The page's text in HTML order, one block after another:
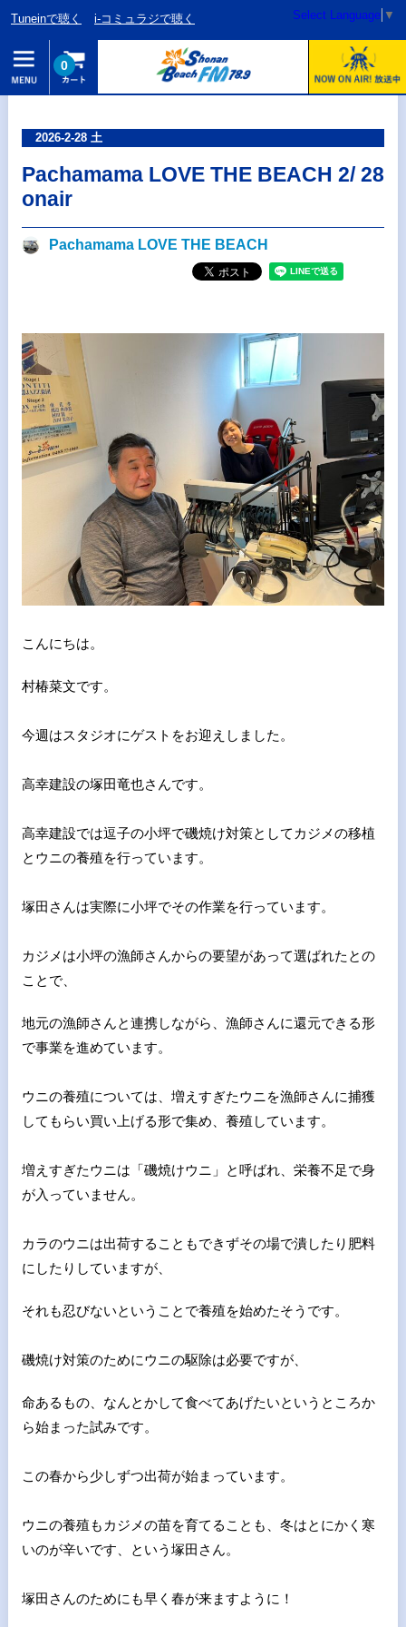
Tuneinで聴く i-コミュラジで聴く Select Language ▼
0
2026-2-28 土
Pachamama LOVE THE BEACH 2/ 28
onair
Pachamama LOVE THE BEACH
こんにちは。
村椿菜文です。
今週はスタジオにゲストをお迎えしました。
高幸建設の塚田竜也さんです。
高幸建設では逗子の小坪で磯焼け対策としてカジメの移植
とウニの養殖を行っています。
塚田さんは実際に小坪でその作業を行っています。
カジメは小坪の漁師さんからの要望があって選ばれたとの
ことで、
地元の漁師さんと連携しながら、漁師さんに還元できる形
で事業を進めています。
ウニの養殖については、増えすぎたウニを漁師さんに捕獲
してもらい買い上げる形で集め、養殖しています。
増えすぎたウニは「磯焼けウニ」と呼ばれ、栄養不足で身
が入っていません。
カラのウニは出荷することもできずその場で潰したり肥料
にしたり していますが、
それも忍びないということで養殖を始めたそうです。
磯焼け対策のためにウニの駆除は必要ですが、
命あるもの、なんとかして食べてあげたいというところか
ら始まった試みです。
この春から少しずつ出荷が始まっています。
ウニの養殖もカジメの苗を育てることも、冬はとにかく寒
いのが辛いです、という塚田さん。
塚田さんのためにも早く春が来ますように！